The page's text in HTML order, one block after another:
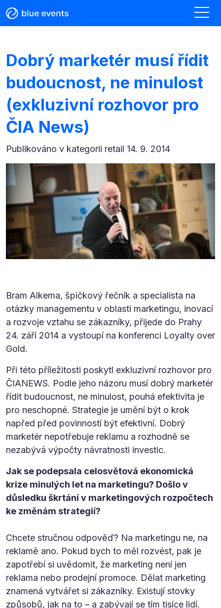
Dobrý marketér musí řídit
budoucnost, ne minulost
(exkluzivní rozhovor pro
ČIA News)
Publikováno v kategorii retail 14. 9. 2014
Bram Alkema, špičkový řečník a specialista na
otázky managementu v oblasti marketingu, inovací
a rozvoje vztahu se zákazníky, přijede do Prahy
24. září 2014 a vystoupí na konferenci Loyalty over
Gold.
Při této příležitosti poskytl exkluzivní rozhovor pro
ČIANEWS. Podle jeho názoru musí dobrý marketér
řídit budoucnost, ne minulost, pouhá efektivita je
pro neschopné. Strategie je umění být o krok
napřed před povinností být efektivní. Dobrý
marketér nepotřebuje reklamu a rozhodně se
nezabývá výpočty návratnosti investic.
Jak se podepsala celosvětová ekonomická
krize minulých let na marketingu? Došlo v
důsledku škrtání v marketingových rozpočtech
ke změnám strategií?
Chcete stručnou odpověď? Na marketingu ne, na
reklamě ano. Pokud bych to měl rozvést, pak je
zapotřebí si uvědomit, že marketing není jen
reklama nebo prodejní promoce. Dělat marketing
znamená vytvářet si zákazníky. Existují stovky
způsobů, jak na to – a zabývají se tím tisíce lidí.